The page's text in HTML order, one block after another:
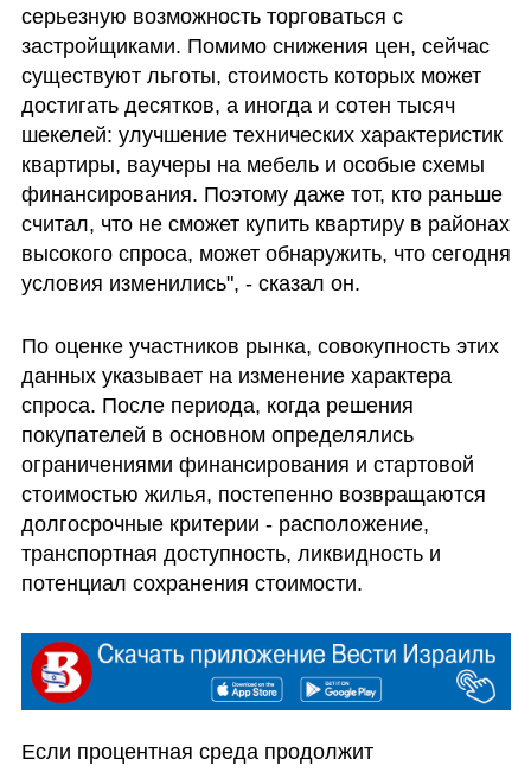
серьезную возможность торговаться с
застройщиками. Помимо снижения цен, сейчас
существуют льготы, стоимость которых может
достигать десятков, а иногда и сотен тысяч
шекелей: улучшение технических характеристик
квартиры, ваучеры на мебель и особые схемы
финансирования. Поэтому даже тот, кто раньше
считал, что не сможет купить квартиру в районах
высокого спроса, может обнаружить, что сегодня
условия изменились", - сказал он.
По оценке участников рынка, совокупность этих
данных указывает на изменение характера
спроса. После периода, когда решения
покупателей в основном определялись
ограничениями финансирования и стартовой
стоимостью жилья, постепенно возвращаются
долгосрочные критерии - расположение,
транспортная доступность, ликвидность и
потенциал сохранения стоимости.
Если процентная среда продолжит